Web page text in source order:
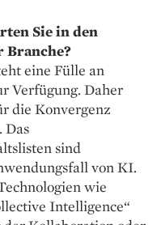
Sie in den
Branche?
eine Fülle an
Verfügung. Daher
die Konvergenz
Das
sind
von KI.
wie
Intelligence“